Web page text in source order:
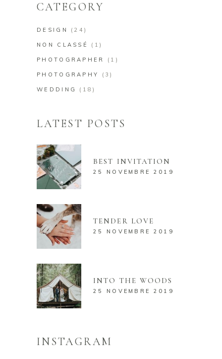
CATEGORY
DESIGN (24)
NON CLASSÉ (1)
PHOTOGRAPHER (1)
PHOTOGRAPHY (3)
WEDDING (18)
LATEST POSTS
BEST INVITATION
25 NOVEMBRE 2019
TENDER LOVE
25 NOVEMBRE 2019
INTO THE WOODS
25 NOVEMBRE 2019
INSTAGRAM